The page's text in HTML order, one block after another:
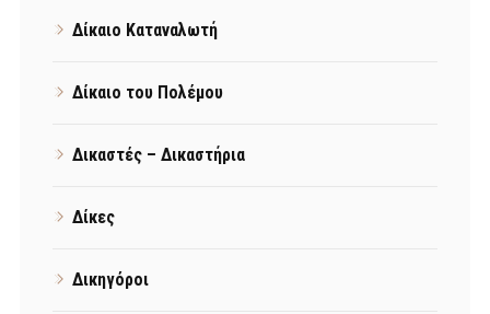
Δίκαιο Καταναλωτή
Δίκαιο του Πολέμου
Δικαστές – Δικαστήρια
Δίκες
Δικηγόροι